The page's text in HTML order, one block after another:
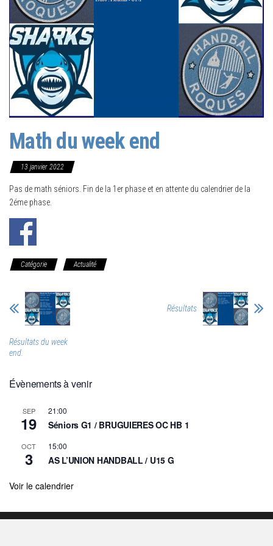
Math du week end
13 janvier 2022
Pas de math séniors. Fin de la 1er phase et en attente du calendrier de la
2éme phase.
Catégorie Actualité
Résultats du week
end.
Résultats
Évènements à venir
SEP
19
21:00
Séniors G1 / BRUGUIERES OC HB 1
OCT
3
15:00
AS L’UNION HANDBALL / U15 G
Voir le calendrier